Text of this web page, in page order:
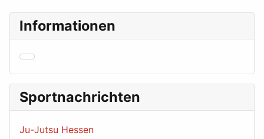
Informationen
Sportnachrichten
Ju-Jutsu Hessen